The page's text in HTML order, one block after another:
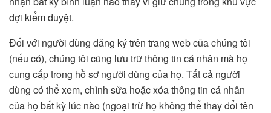
đợi kiểm duyệt.
Đối với người dùng đăng ký trên trang web của chúng tôi
(nếu có), chúng tôi cũng lưu trữ thông tin cá nhân mà họ
cung cấp trong hồ sơ người dùng của họ. Tất cả người
dùng có thể xem, chỉnh sửa hoặc xóa thông tin cá nhân
của họ bất kỳ lúc nào (ngoại trừ họ không thể thay đổi tên